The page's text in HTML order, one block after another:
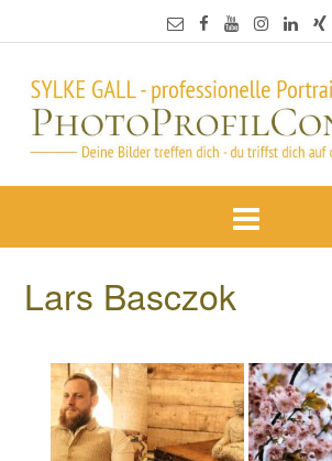
Lars Basczok